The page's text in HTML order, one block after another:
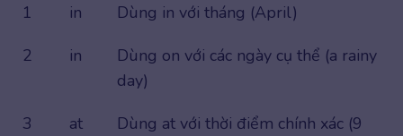
1 in
Dùng in với tháng (April)
2
in
Dùng on với các ngày cụ thể (a rainy
day)
3
at
Dùng at với thời điểm chính xác (9